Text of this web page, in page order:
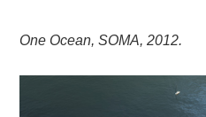
One Ocean, SOMA, 2012.